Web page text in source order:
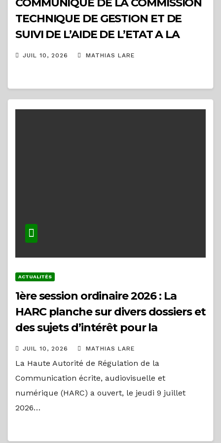
COMMUNIQUE DE LA COMMISSION
TECHNIQUE DE GESTION ET DE
SUIVI DE L’AIDE DE L’ETAT A LA
PRESSE
JUIL 10, 2026 MATHIAS LARE
ACTUALITÉS
1ère session ordinaire 2026 : La
HARC planche sur divers dossiers et
des sujets d’intérêt pour la
régulation des médias
JUIL 10, 2026 MATHIAS LARE
La Haute Autorité de Régulation de la
Communication écrite, audiovisuelle et
numérique (HARC) a ouvert, le jeudi 9 juillet
2026…